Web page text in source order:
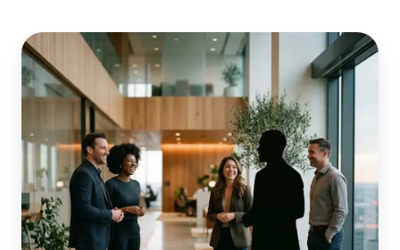
Quer
fazer
parte
equipe?